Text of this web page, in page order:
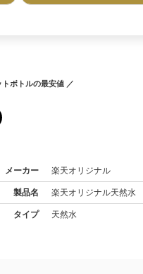
トボトルの最安値 ／
メーカー 楽天オリジナル
製品名 楽天オリジナル天然水
タイプ 天然水